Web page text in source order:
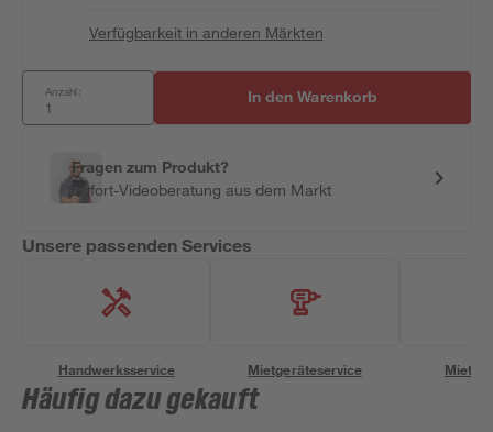
Verfügbarkeit in anderen Märkten
Anzahl: In den Warenkorb
Fragen zum Produkt?
Sofort-Videoberatung aus dem Markt
Unsere passenden Services
Handwerksservice Mietgeräteservice
Häufig dazu gekauft